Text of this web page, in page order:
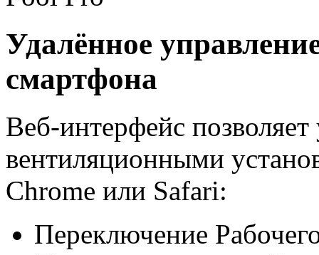
Удалённое
смартфона
Веб-интерфейс позволяет
вентиляционными
Chrome или Safari:
Переключение